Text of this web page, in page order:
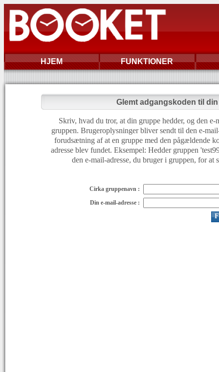
HJEM FUNKTIONER
Glemt adgangskoden til
Skriv, hvad du tror, at din gruppe hedder, og den e-
gruppen. Brugeroplysninger bliver sendt til den e-
forudsætning af at en gruppe med den pågældende
adresse blev fundet. Eksempel: Hedder gruppen
den e-mail-adresse, du bruger i gruppen, for at
Cirka gruppenavn :
Din e-mail-adresse :